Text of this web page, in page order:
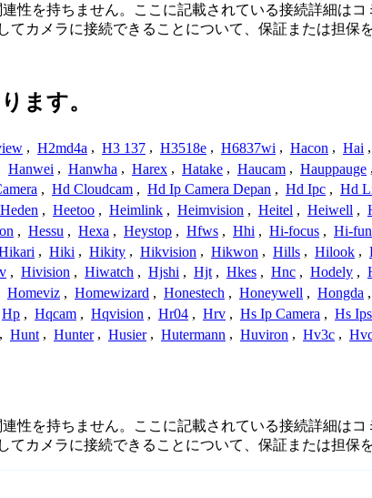
性を持ちません。ここに記載されている接続詳細は
カメラに接続できることについて、保証または担保
ます。
, H2md4a , H3 137 , H3518e , H6837wi , Hacon , Hai ,
Hanwei , Hanwha , Harex , Hatake , Haucam , Hauppauge ,
, Hd Cloudcam , Hd Ip Camera Depan , Hd Ipc , Hd
Heden , Heetoo , Heimlink , Heimvision , Heitel , Heiwell ,
, Hessu , Hexa , Heystop , Hfws , Hhi , Hi-focus , Hi-fun
, Hiki , Hikity , Hikvision , Hikwon , Hills , Hilook ,
, Hivision , Hiwatch , Hjshi , Hjt , Hkes , Hnc , Hodely ,
Homeviz , Homewizard , Honestech , Honeywell , Hongda ,
Hp , Hqcam , Hqvision , Hr04 , Hrv , Hs Ip Camera , Hs
, Hunt , Hunter , Husier , Hutermann , Huviron , Hv3c ,
性を持ちません。ここに記載されている接続詳細は
カメラに接続できることについて、保証または担保